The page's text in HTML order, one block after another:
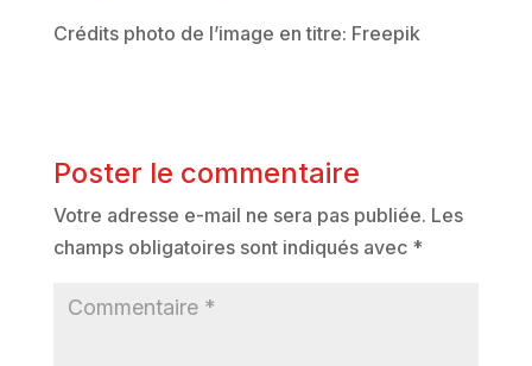
Crédits photo de l’image en titre: Freepik
Poster le commentaire
Votre adresse e-mail ne sera pas publiée. Les
champs obligatoires sont indiqués avec *